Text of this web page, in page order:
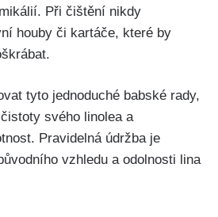
Při ‍čištění nikdy
houby či kartáče, které by
tyto jednoduché babské⁣ rady,
svého linolea a
Pravidelná údržba je
vzhledu a ⁤odolnosti lina